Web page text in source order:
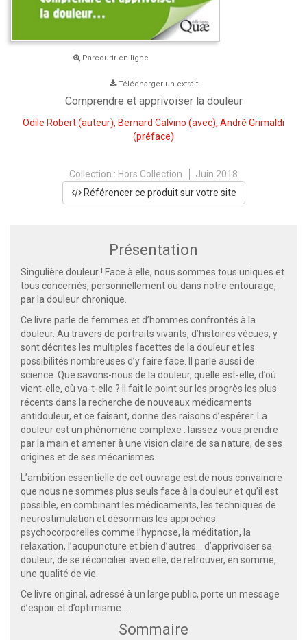
Parcourir en ligne
Télécharger un extrait
Comprendre et apprivoiser la douleur
Odile Robert(auteur), Bernard Calvino (avec), André Grimaldi
(préface)
Collection : Hors Collection
Juin 2018
Référencer ce produit sur votre site
Présentation
Singulière douleur ! Face à elle, nous sommes tous uniques et
tous concernés, personnellement ou dans notre entourage,
par la douleur chronique.
Ce livre parle de femmes et d’hommes confrontés à la
douleur. Au travers de portraits vivants, d’histoires vécues, y
sont décrites les multiples facettes de la douleur et les
possibilités nombreuses d’y faire face. Il parle aussi de
science. Que savons-nous de la douleur, quelle est-elle, d’où
vient-elle, où va-t-elle ? Il fait le point sur les progrès les plus
récents dans la recherche de nouveaux médicaments
antidouleur, et ce faisant, donne des raisons d’espérer. La
douleur est un phénomène complexe : laissez-vous prendre
par la main et amener à une vision claire de sa nature, de ses
origines et de ses mécanismes.
L’ambition essentielle de cet ouvrage est de nous convaincre
que nous ne sommes plus seuls face à la douleur et qu’il est
possible, en combinant les médicaments, les techniques de
neurostimulation et désormais les approches
psychocorporelles comme l’hypnose, la méditation, la
relaxation, l’acupuncture et bien d’autres… d’apprivoiser sa
douleur, de se réconcilier avec elle, de retrouver, en somme,
une qualité de vie.
Ce livre original, adressé à un large public, porte un message
d’espoir et d’optimisme…
Sommaire